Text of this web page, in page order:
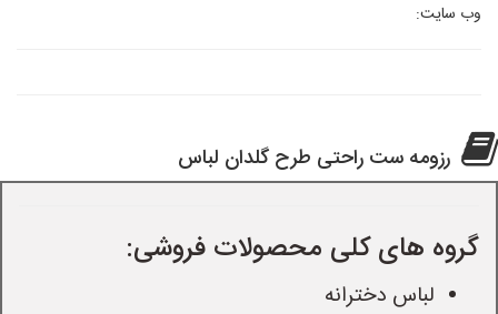
وب سایت:
رزومه ست راحتی طرح گلدان لباس
گروه های کلی محصولات فروشی:
لباس دخترانه